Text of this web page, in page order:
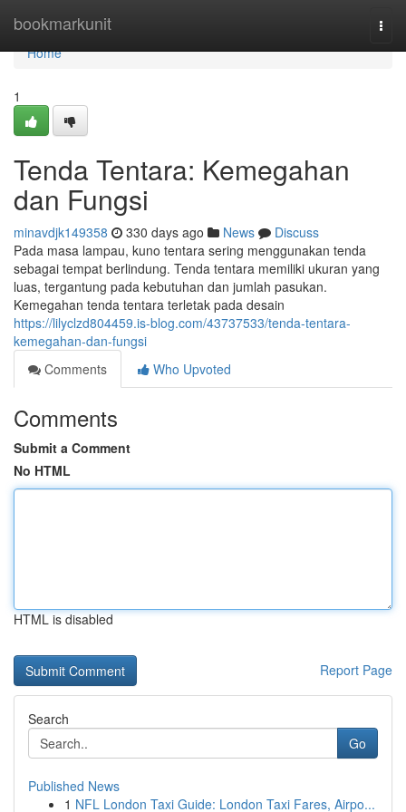
bookmarkunit
Home
Home
1
Tenda Tentara: Kemegahan
dan Fungsi
minavdjk149358 330 days ago News
Discuss
Pada masa lampau, kuno tentara sering menggunakan tenda
sebagai tempat berlindung. Tenda tentara memiliki ukuran yang
luas, tergantung pada kebutuhan dan jumlah pasukan.
Kemegahan tenda tentara terletak pada desain
https://lilyclzd804459.is-blog.com/43737533/tenda-tentara-
kemegahan-dan-fungsi
Comments
Who Upvoted
Comments
Submit a Comment
No HTML
HTML is disabled
Report Page
Search
Go
Published News
1 NFL London Taxi Guide: London Taxi Fares, Airpo...